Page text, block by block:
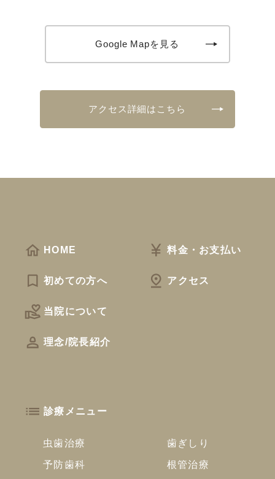
Google Mapを見る
アクセス詳細はこちら
HOME
初めての方へ
当院について
理念/院長紹介
料金・お支払い
アクセス
診療メニュー
虫歯治療
歯ぎしり
予防歯科
根管治療